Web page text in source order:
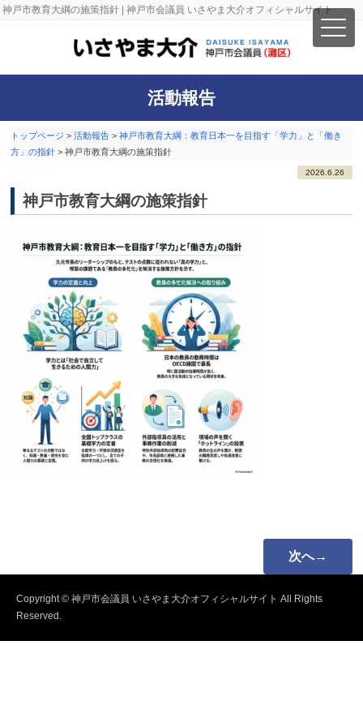
神戸市教育大綱の施策指針 | 神戸市会議員 いさやま大介オフィシャルサイト
活動報告
トップページ >活動報告 >神戸市教育大綱：教育日本一を目指す「学力」と「働き
方」の指針 >神戸市教育大綱の施策指針
2026.6.26
神戸市教育大綱の施策指針
次へ→
Copyright © 神戸市会議員 いさやま大介オフィシャルサイト All Rights
Reserved.